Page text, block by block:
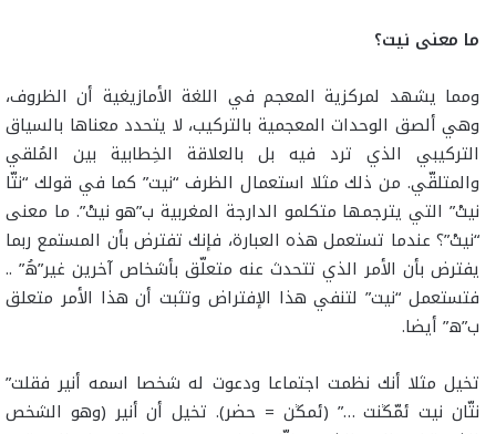
ما معنى نيت؟
ومما يشهد لمركزية المعجم في اللغة الأمازيغية أن الظروف،
وهي ألصق الوحدات المعجمية بالتركيب، لا يتحدد معناها بالسياق
التركيبي الذي ترد فيه بل بالعلاقة الخِطابية بين المُلقي
والمتلقّي. من ذلك مثلا استعمال الظرف “نيت” كما في قولك “نتّا
نيتْ” التي يترجمها متكلمو الدارجة المغربية ب”هو نيتْ”. ما معنى
“نيتْ”؟ عندما تستعمل هذه العبارة، فإنك تفترض بأن المستمع ربما
يفترض بأن الأمر الذي تتحدث عنه متعلّق بأشخاص آخرين غير”هُ” ..
فتستعمل “نيت” لتنفي هذا الإفتراض وتثبت أن هذا الأمر متعلق
ب”ه” أيضا.
تخيل مثلا أنك نظمت اجتماعا ودعوت له شخصا اسمه أنير فقلت”
نتّان نيت ئمّڭنت …” (ئمڭن = حضر). تخيل أن أنير (وهو الشخص